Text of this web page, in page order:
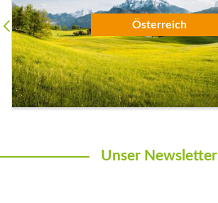
Österreich
Unser Newsletter